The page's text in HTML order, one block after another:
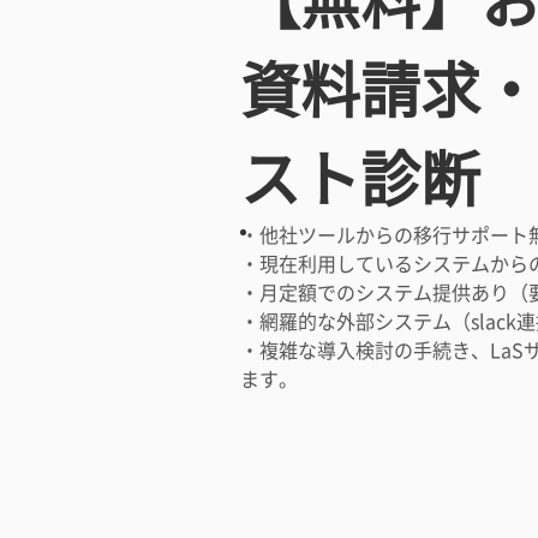
資料請求
スト診断
・他社ツールからの移行サポート
・現在利用しているシステムか
・月定額でのシステム提供あり（
・網羅的な外部システム（slack
・複雑な導入検討の手続き、
ます。